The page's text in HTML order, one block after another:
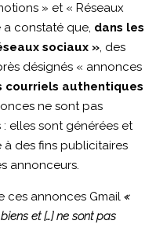
» et « Réseaux
a constaté que, dans les
sociaux », des
désignés « annonces
courriels authentiques
ne sont pas
: elles sont générées et
des fins publicitaires
annonceurs.
ces annonces Gmail «
et […] ne sont pas